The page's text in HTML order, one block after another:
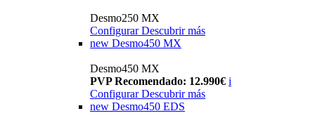
Desmo250 MX
Configurar Descubrir más
new Desmo450 MX
Desmo450 MX
PVP Recomendado: 12.990€ i
Configurar Descubrir más
new Desmo450 EDS